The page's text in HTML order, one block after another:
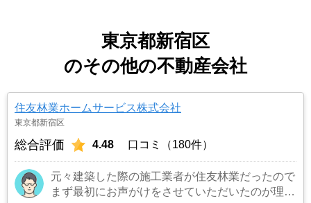
東京都新宿区
のその他の不動産会社
住友林業ホームサービス株式会社
東京都新宿区
総合評価 4.48 口コミ（180件）
元々建築した際の施工業者が住友林業だったので
まず最初にお声がけをさせていただいたのが理由